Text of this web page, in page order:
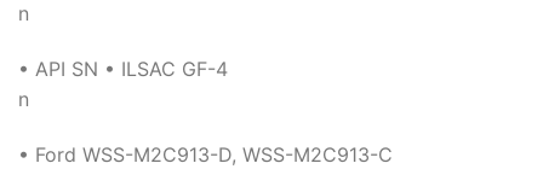
n
• API SN • ILSAC GF-4
n
• Ford WSS-M2C913-D, WSS-M2C913-C